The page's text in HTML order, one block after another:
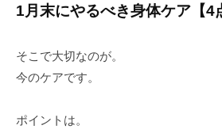
1月末にやるべき身体ケア【4
そこで大切なのが。
今のケアです。
ポイントは。